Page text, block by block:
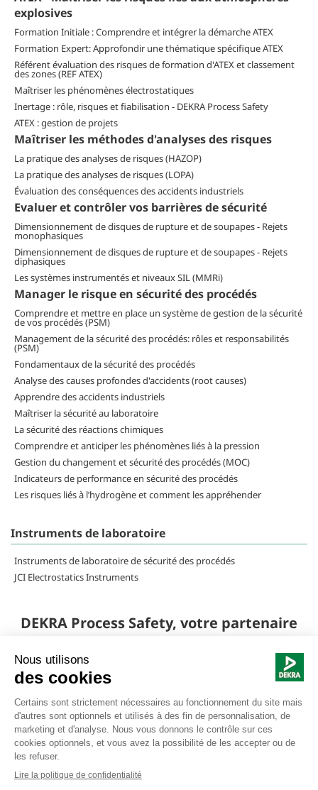
explosives
Formation Initiale : Comprendre et intégrer la démarche ATEX
Formation Expert: Approfondir une thématique spécifique ATEX
Référent évaluation des risques de formation d'ATEX et classement
des zones (REF ATEX)
Maîtriser les phénomènes électrostatiques
Inertage : rôle, risques et fiabilisation - DEKRA Process Safety
ATEX : gestion de projets
Maîtriser les méthodes d'analyses des risques
La pratique des analyses de risques (HAZOP)
La pratique des analyses de risques (LOPA)
Évaluation des conséquences des accidents industriels
Evaluer et contrôler vos barrières de sécurité
Dimensionnement de disques de rupture et de soupapes - Rejets
monophasiques
Dimensionnement de disques de rupture et de soupapes - Rejets
diphasiques
Les systèmes instrumentés et niveaux SIL (MMRi)
Manager le risque en sécurité des procédés
Comprendre et mettre en place un système de gestion de la sécurité
de vos procédés (PSM)
Management de la sécurité des procédés: rôles et responsabilités
(PSM)
Fondamentaux de la sécurité des procédés
Analyse des causes profondes d'accidents (root causes)
Apprendre des accidents industriels
Maîtriser la sécurité au laboratoire
La sécurité des réactions chimiques
Comprendre et anticiper les phénomènes liés à la pression
Gestion du changement et sécurité des procédés (MOC)
Indicateurs de performance en sécurité des procédés
Les risques liés à l’hydrogène et comment les appréhender
Instruments de laboratoire
Instruments de laboratoire de sécurité des procédés
JCI Electrostatics Instruments
DEKRA Process Safety, votre partenaire
Nous suivre |
Mentions légales